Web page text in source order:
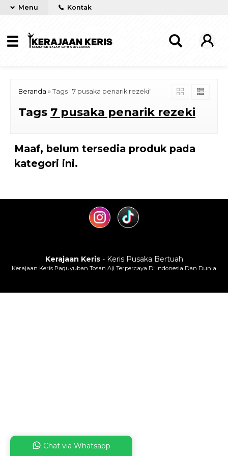
Menu Kontak
Beranda » Tags "7 pusaka penarik rezeki"
Tags 7 pusaka penarik rezeki
Maaf, belum tersedia produk pada
kategori ini.
Kerajaan Keris- Keris Pusaka Bertuah
Kerajaan Keris Paguyuban Tosan Aji Terpercaya Di Indonesia Dan Dunia
Chat via Whatsapp